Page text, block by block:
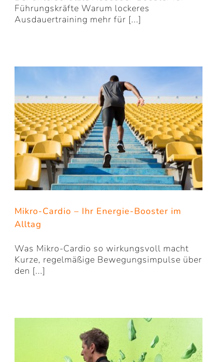
Führungskräfte Warum lockeres
Ausdauertraining mehr für [...]
Mikro-Cardio – Ihr Energie-Booster im
Alltag
Was Mikro-Cardio so wirkungsvoll macht
Kurze, regelmäßige Bewegungsimpulse über
den [...]